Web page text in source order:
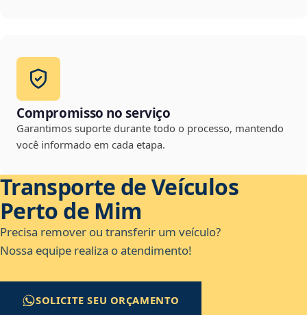
Compromisso no serviço
Garantimos suporte durante todo o processo, mantendo
você informado em cada etapa.
Transporte de Veículos
Perto de Mim
Precisa remover ou transferir um veículo?
Nossa equipe realiza o atendimento!
SOLICITE SEU ORÇAMENTO